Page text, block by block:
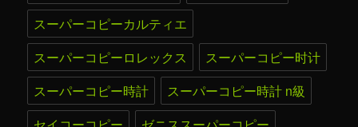
スーパーコピーカルティエ
スーパーコピーロレックス
スーパーコピー时计
スーパーコピー時計
スーパーコピー時計 n級